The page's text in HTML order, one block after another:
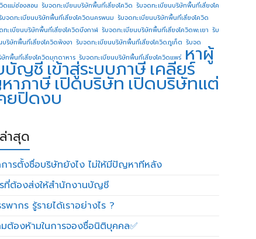
ดแม่ฮ่องสอน รับจดทะเบียนบริษัทพื้นที่เสี่ยงโควิด รับจดทะเบียนบริษัทพื้นที่เสี่ยงโค
รับจดทะเบียนบริษัทพื้นที่เสี่ยงโควิดนครพนม รับจดทะเบียนบริษัทพื้นที่เสี่ยงโควิด
ทะเบียนบริษัทพื้นที่เสี่ยงโควิดบึงกาฬ รับจดทะเบียนบริษัทพื้นที่เสี่ยงโควิดพะเยา รับ
บริษัทพื้นที่เสี่ยงโควิดพังงา รับจดทะเบียนบริษัทพื้นที่เสี่ยงโควิดภูเก็ต รับจด
ษัทพื้นที่เสี่ยงโควิดมุกดาหาร รับจดทะเบียนบริษัทพื้นที่เสี่ยงโควิดแพร่ หาผู้
บัญชี เข้าสู่ระบบภาษี เคลียร์
าภาษีเปิดบริษัทเปิดบริษัทแต่
ยปิดงบ
าสุด
ารตั้งชื่อบริษัทยังไง ไม่ให้มีปัญหาทีหลัง
ที่ต้องส่งให้สำนักงานบัญชี
พากร รู้รายได้เราอย่างไร ?
ต้องห้ามในการจองชื่อนิติบุคคล✅